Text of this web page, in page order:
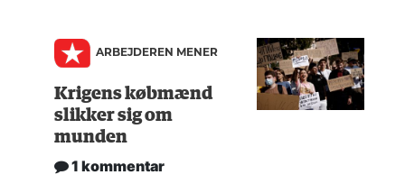
ARBEJDEREN MENER
Krigens købmænd
slikker sig om
munden
1 kommentar